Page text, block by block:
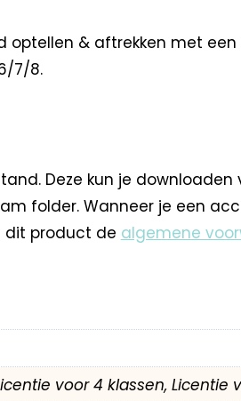
& aftrekken met
7/8.
Deze kun je
folder. Wanneer je een
dit product de algemene
voor 4 klassen,